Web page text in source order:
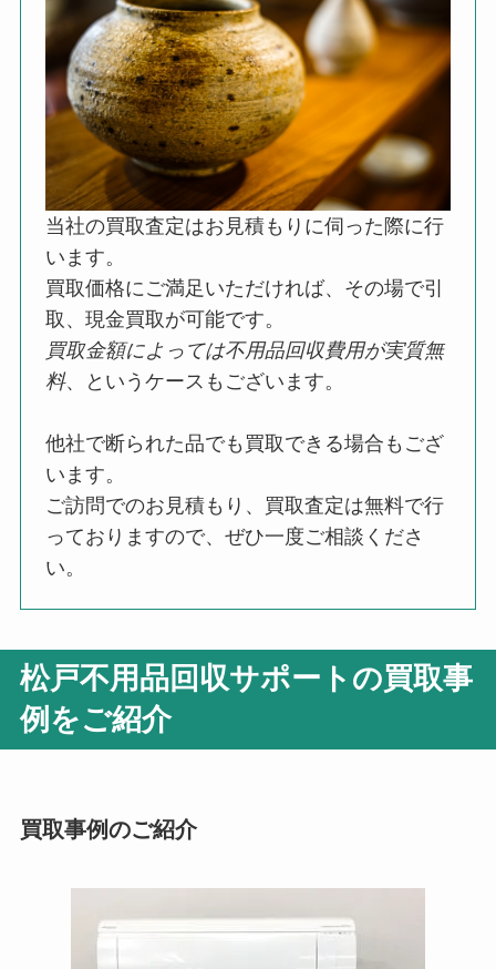
当社の買取査定はお見積もりに伺った際に行
います。
買取価格にご満足いただければ、その場で引
取、現金買取が可能です。
買取金額によっては不用品回収費用が実質無
料、というケースもございます。
他社で断られた品でも買取できる場合もござ
います。
ご訪問でのお見積もり、買取査定は無料で行
っておりますので、ぜひ一度ご相談くださ
い。
松戸不用品回収サポートの買取事
例をご紹介
買取事例のご紹介